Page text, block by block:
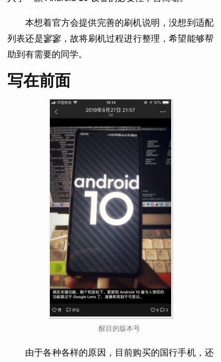
本想着官方会提供完善的刷机说明，没想到适配
列表还是寥寥，故将刷机过程进行整理，希望能够帮
助到有需要的同学。
写在前面
醒目的版本号
由于各种各样的原因，目前购买的国行手机，还